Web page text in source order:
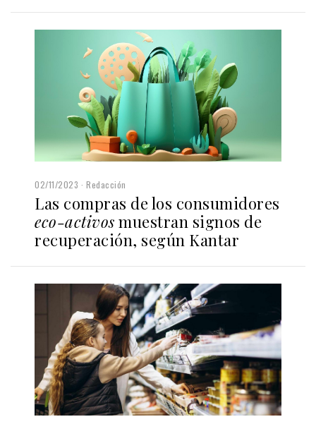
02/11/2023 Redacción
Las compras de los consumidores
eco-activos muestran signos de
recuperación, según Kantar